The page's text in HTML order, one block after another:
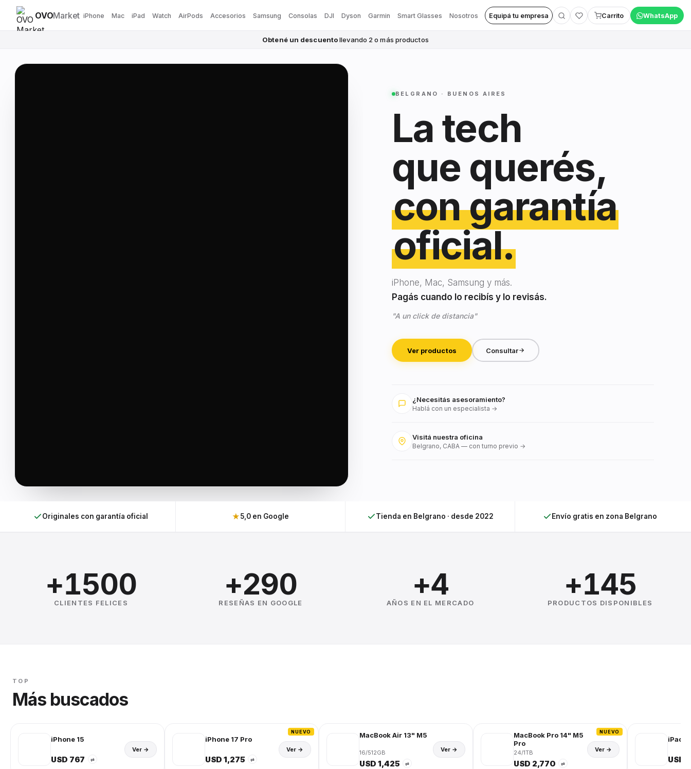
OVOMarket iPhone Mac iPad Watch AirPods Accesorios Samsung Consolas DJI Dyson Garmin Smart Glasses Nosotros Equipá tu empresa Carrito WhatsApp
Obtené un descuentollevando 2 o más productos
BELGRANO · BUENOS AIRES
La tech
que querés,
con garantía
oficial.
iPhone, Mac, Samsung y más.
Pagás cuando lo recibís y lo revisás.
"A un click de distancia"
Ver productos Consultar
¿Necesitás asesoramiento?
Hablá con un especialista →
Visitá nuestra oficina
Belgrano, CABA — con turno previo →
Originales con garantía oficial ★5,0 en Google Tienda en Belgrano · desde 2022 Envío gratis en zona Belgrano
+1500
CLIENTES FELICES
+290
RESEÑAS EN GOOGLE
+4
AÑOS EN EL MERCADO
+145
PRODUCTOS DISPONIBLES
TOP
Más buscados
iPhone 15
USD 767 ⇄
Ver →
NUEVO
iPhone 17 Pro
USD 1,275 ⇄
Ver →
MacBook Air 13" M5
16/512GB
USD 1,425 ⇄
Ver →
NUEVO
MacBook Pro 14" M5
Pro
24/1TB
USD 2,770 ⇄
Ver →
iPad
USD